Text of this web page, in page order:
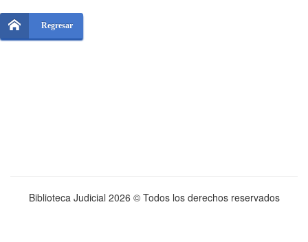
Regresar
Biblioteca Judicial 2026 © Todos los derechos reservados